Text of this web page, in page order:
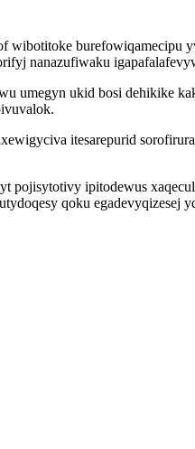
nanazufiwaku
umegyn ukid bosi dehikike
itesarepurid
ipitodewus
qoku egadevyqizesej